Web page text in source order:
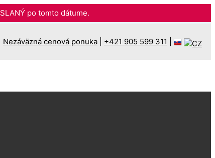
po tomto dátume.
Nezáväzná cenová ponuka +421 905 599 311